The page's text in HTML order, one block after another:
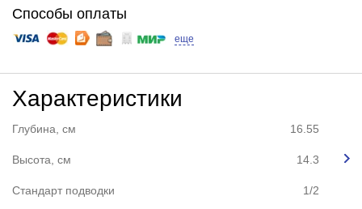
Способы оплаты
еще
Характеристики
Глубина, см 16.55
Высота, см 14.3
Стандарт подводки 1/2